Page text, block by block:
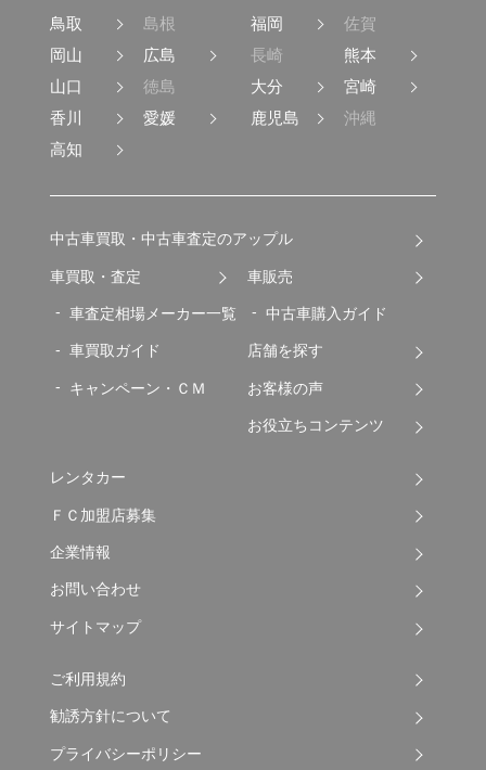
鳥取
島根
岡山
広島
山口
徳島
香川
愛媛
高知
福岡
佐賀
長崎
熊本
大分
宮崎
鹿児島
沖縄
中古車買取・中古車査定のアップル
車買取・査定
車査定相場メーカー一覧
車買取ガイド
キャンペーン・ＣＭ
車販売
中古車購入ガイド
店舗を探す
お客様の声
お役立ちコンテンツ
レンタカー
ＦＣ加盟店募集
企業情報
お問い合わせ
サイトマップ
ご利用規約
勧誘方針について
プライバシーポリシー